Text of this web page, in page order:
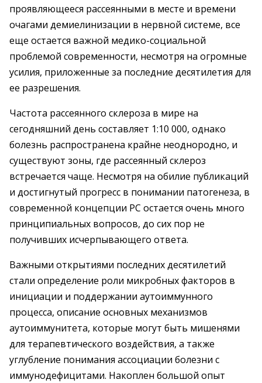
проявляющееся рассеянными в месте и времени
очагами демиелинизации в нервной системе, все
еще остается важной медико-социальной
проблемой современности, несмотря на огромные
усилия, приложенные за последние десятилетия для
ее разрешения.
Частота рассеянного склероза в мире на
сегодняшний день составляет 1:10 000, однако
болезнь распространена крайне неоднородно, и
существуют зоны, где рассеянный склероз
встречается чаще. Несмотря на обилие публикаций
и достигнутый прогресс в понимании патогенеза, в
современной концепции РС остается очень много
принципиальных вопросов, до сих пор не
получивших исчерпывающего ответа.
Важными открытиями последних десятилетий
стали определение роли микробных факторов в
инициации и поддержании аутоиммунного
процесса, описание основных механизмов
аутоиммунитета, которые могут быть мишенями
для терапевтического воздействия, а также
углубление понимания ассоциации болезни с
иммунодефицитами. Накоплен большой опыт